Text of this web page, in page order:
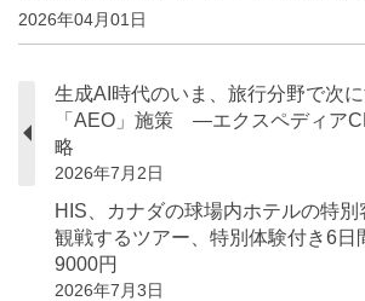
2026年04月01日
生成AI時代のいま、旅行分野で次
「AEO」施策 ―エクスペディア
略
2026年7月2日
HIS、カナダの球場内ホテルの特
観戦するツアー、特別体験付き6日
9000円
2026年7月3日